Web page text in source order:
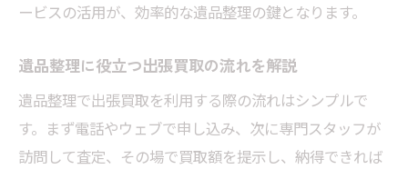
ービスの活用が、効率的な遺品整理の鍵となります。
遺品整理に役立つ出張買取の流れを解説
遺品整理で出張買取を利用する際の流れはシンプルで
す。まず電話やウェブで申し込み、次に専門スタッフが
訪問して査定、その場で買取額を提示し、納得できれば